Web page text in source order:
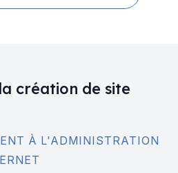
création de site
À L'ADMINISTRATION